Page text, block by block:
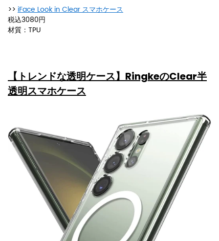
>> iFace Look in Clear スマホケース
税込3080円
材質：TPU
【トレンドな透明ケース】RingkeのClear半
透明スマホケース